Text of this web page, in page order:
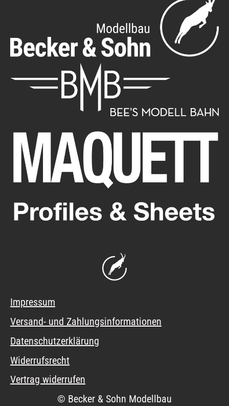
Impressum
Versand- und Zahlungsinformationen
Datenschutzerklärung
Widerrufsrecht
Vertrag widerrufen
© Becker & Sohn Modellbau